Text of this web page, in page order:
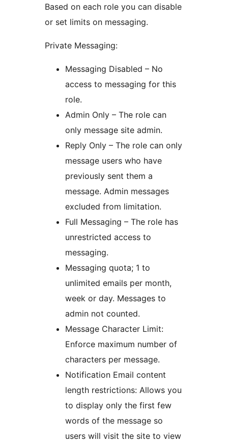
Based on each role you can disable
or set limits on messaging.
Private Messaging:
Messaging Disabled – No
access to messaging for this
role.
Admin Only – The role can
only message site admin.
Reply Only – The role can only
message users who have
previously sent them a
message. Admin messages
excluded from limitation.
Full Messaging – The role has
unrestricted access to
messaging.
Messaging quota; 1 to
unlimited emails per month,
week or day. Messages to
admin not counted.
Message Character Limit:
Enforce maximum number of
characters per message.
Notification Email content
length restrictions: Allows you
to display only the first few
words of the message so
users will visit the site to view